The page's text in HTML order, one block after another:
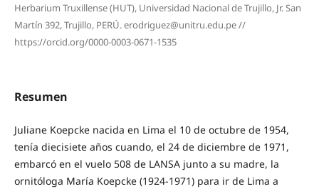
Herbarium Truxillense (HUT), Universidad Nacional de Trujillo, Jr. San
Martín 392, Trujillo, PERÚ. erodriguez@unitru.edu.pe //
https://orcid.org/0000-0003-0671-1535
Resumen
Juliane Koepcke nacida en Lima el 10 de octubre de 1954,
tenía diecisiete años cuando, el 24 de diciembre de 1971,
embarcó en el vuelo 508 de LANSA junto a su madre, la
ornitóloga María Koepcke (1924-1971) para ir de Lima a